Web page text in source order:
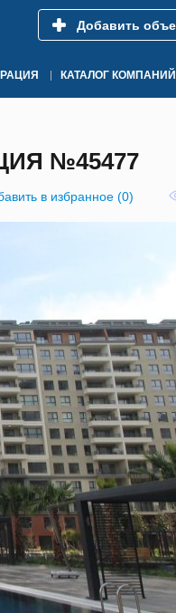
Добавить
КАТАЛОГ КОМПАНИЙ
№45477
в избранное (0)